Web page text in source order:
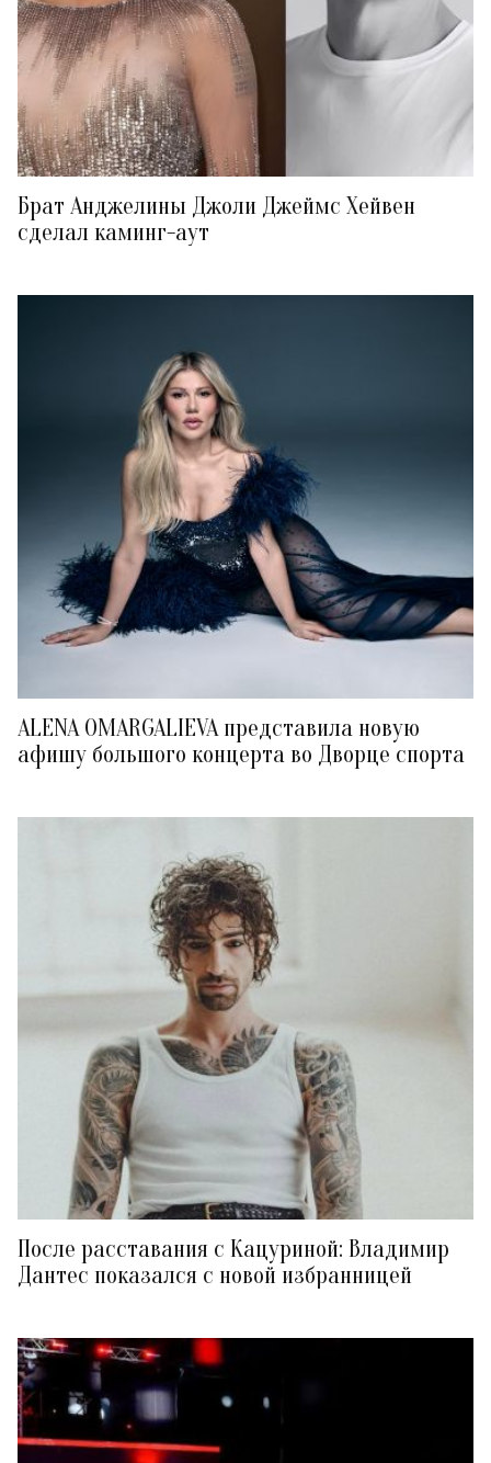
Брат Анджелины Джоли Джеймс Хейвен
сделал каминг-аут
ALENA OMARGALIEVA представила новую
афишу большого концерта во Дворце спорта
После расставания с Кацуриной: Владимир
Дантес показался с новой избранницей